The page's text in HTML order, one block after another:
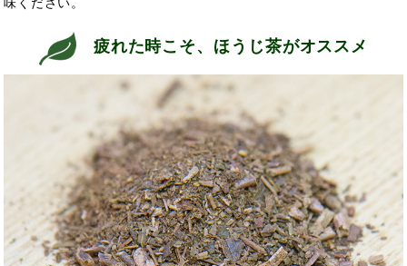
疲れた時こそ、ほうじ茶がオススメ